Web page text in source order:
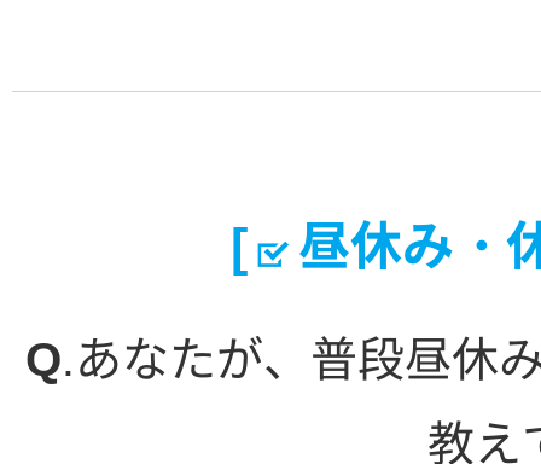
[ 昼休み・
Q.あなたが、普段昼休
教え